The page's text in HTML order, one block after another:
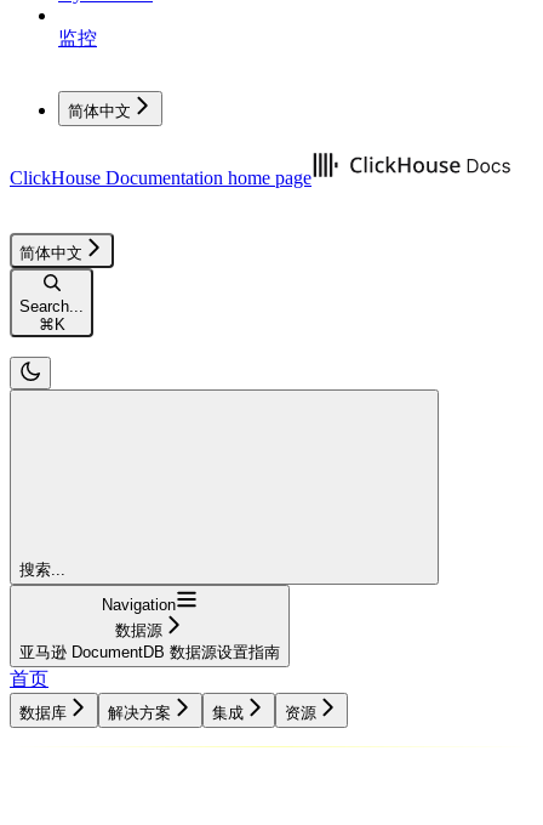
监控
简体中文
ClickHouse Documentation home page
简体中文
Search...
⌘K
搜索...
Navigation
数据源
亚马逊 DocumentDB 数据源设置指南
首页
数据库 解决方案 集成 资源